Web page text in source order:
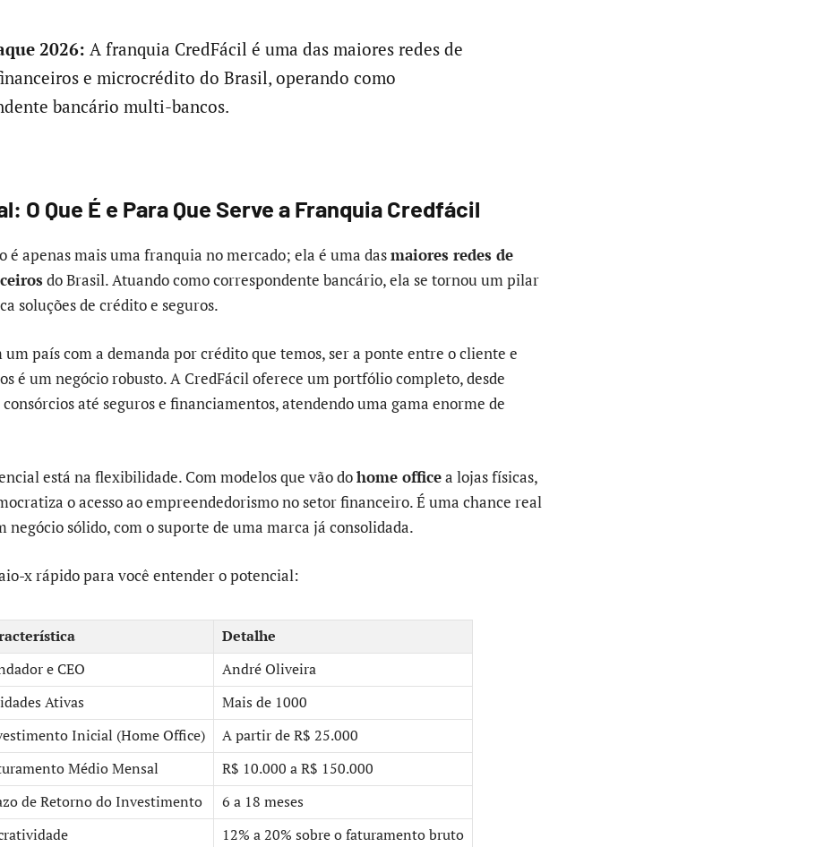
2026: A franquia CredFácil é uma das maiores redes de
e microcrédito do Brasil, operando como
bancário multi-bancos.
O Que É e Para Que Serve a Franquia Credfácil
é apenas mais uma franquia no mercado; ela é uma dasmaiores redes de
do Brasil. Atuando como correspondente bancário, ela se tornou um pilar
soluções de crédito e seguros.
um país com a demanda por crédito que temos, ser a ponte entre o cliente e
é um negócio robusto. A CredFácil oferece um portfólio completo, desde
até seguros e financiamentos, atendendo uma gama enorme de
está na flexibilidade. Com modelos que vão dohome officea lojas físicas,
o acesso ao empreendedorismo no setor financeiro. É uma chance real
negócio sólido, com o suporte de uma marca já consolidada.
x rápido para você entender o potencial:
Detalhe
e CEO
André Oliveira
Ativas
Mais de 1000
Inicial (Home Office)
A partir de R$ 25.000
Médio Mensal
R$ 10.000 a R$ 150.000
de Retorno do Investimento
6 a 18 meses
12% a 20% sobre o faturamento bruto